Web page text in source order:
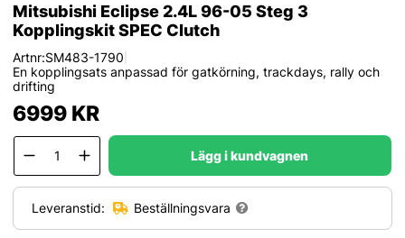
Mitsubishi Eclipse 2.4L 96-05 Steg 3
Kopplingskit SPEC Clutch
Artnr:SM483-1790
En kopplingsats anpassad för gatkörning, trackdays, rally och
drifting
6999KR
Lägg i kundvagnen
Leveranstid: Beställningsvara